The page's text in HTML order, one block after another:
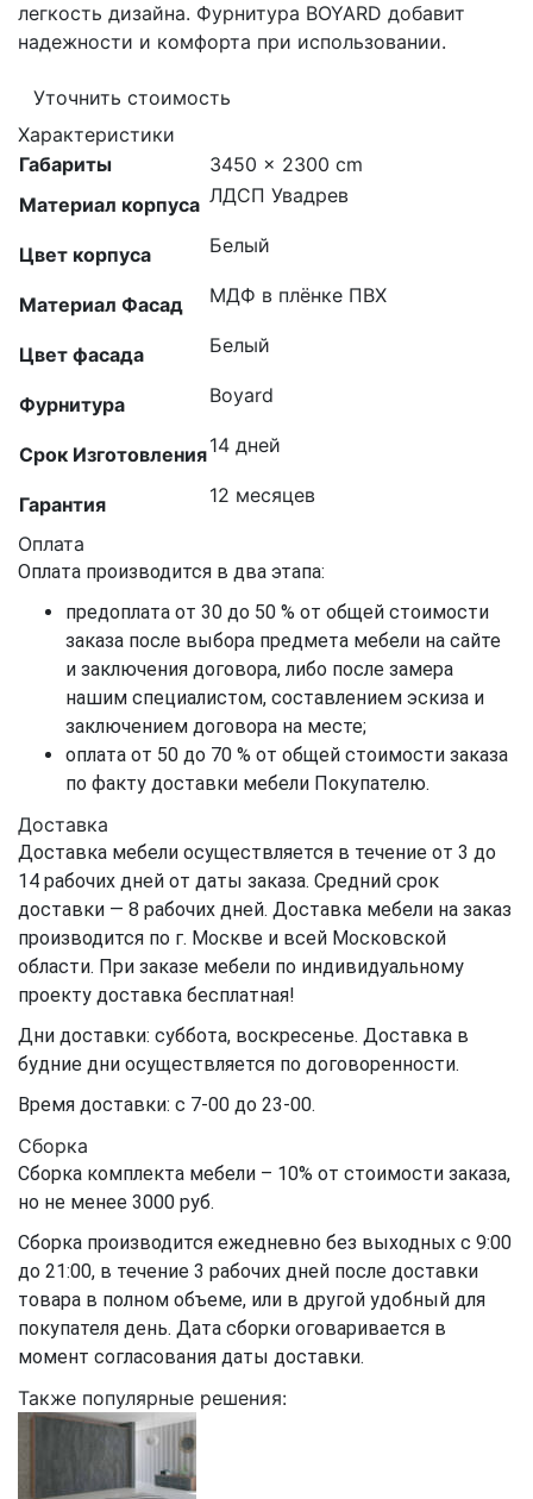
легкость дизайна. Фурнитура BOYARD добавит
надежности и комфорта при использовании.
Уточнить стоимость
Характеристики
Габариты
3450 × 2300 cm
Материал корпуса ЛДСП Увадрев
Цвет корпуса Белый
Материал Фасад МДФ в плёнке ПВХ
Цвет фасада Белый
Фурнитура Boyard
Срок Изготовления14 дней
Гарантия 12 месяцев
Оплата
Оплата производится в два этапа:
предоплата от 30 до 50 % от общей стоимости
заказа после выбора предмета мебели на сайте
и заключения договора, либо после замера
нашим специалистом, составлением эскиза и
заключением договора на месте;
оплата от 50 до 70 % от общей стоимости заказа
по факту доставки мебели Покупателю.
Доставка
Доставка мебели осуществляется в течение от 3 до
14 рабочих дней от даты заказа. Средний срок
доставки — 8 рабочих дней. Доставка мебели на заказ
производится по г. Москве и всей Московской
области. При заказе мебели по индивидуальному
проекту доставка бесплатная!
Дни доставки: суббота, воскресенье. Доставка в
будние дни осуществляется по договоренности.
Время доставки: с 7-00 до 23-00.
Сборка
Сборка комплекта мебели – 10% от стоимости заказа,
но не менее 3000 руб.
Сборка производится ежедневно без выходных с 9:00
до 21:00, в течение 3 рабочих дней после доставки
товара в полном объеме, или в другой удобный для
покупателя день. Дата сборки оговаривается в
момент согласования даты доставки.
Также популярные решения: